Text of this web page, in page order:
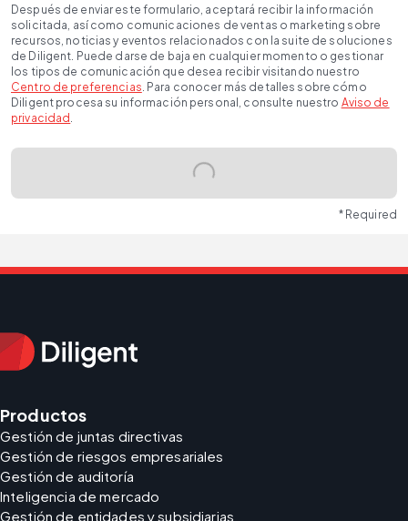
Después de enviar este formulario, aceptará recibir la información
solicitada, así como comunicaciones de ventas o marketing sobre
recursos, noticias y eventos relacionados con la suite de soluciones
de Diligent. Puede darse de baja en cualquier momento o gestionar
los tipos de comunicación que desea recibir visitando nuestro
Centro de preferencias. Para conocer más detalles sobre cómo
Diligent procesa su información personal, consulte nuestro Aviso de
privacidad .
* Required
Productos
Gestión de juntas directivas
Gestión de riesgos empresariales
Gestión de auditoría
Inteligencia de mercado
Gestión de entidades y subsidiarias